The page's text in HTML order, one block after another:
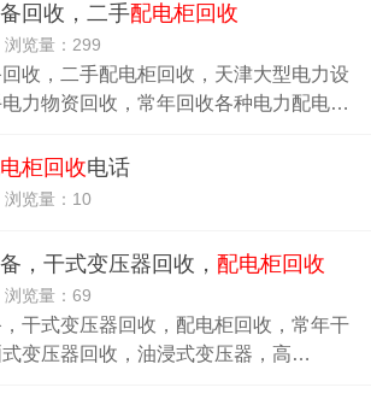
回收，二手配电柜回收
览量：299
收，二手配电柜回收，天津大型电力设
力物资回收，常年回收各种电力配电…
柜回收电话
览量：10
，干式变压器回收， 配电柜回收
览量：69
干式变压器回收，配电柜回收，常年干
变压器回收，油浸式变压器，高…